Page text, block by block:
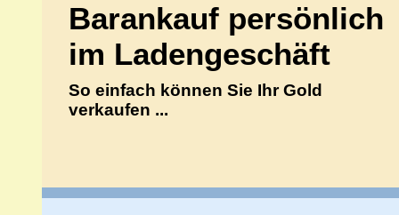
Barankauf persönlich
im Ladengeschäft
So einfach können Sie Ihr Gold
verkaufen ...